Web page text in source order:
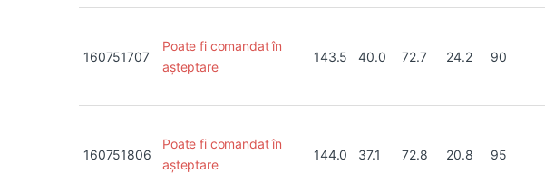
160751707
Poate fi comandat în
așteptare
143.5 40.0 72.7 24.2 90
160751806
Poate fi comandat în
așteptare
144.0 37.1 72.8 20.8 95